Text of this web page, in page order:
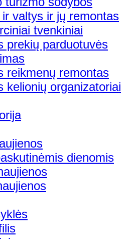
ir valtys ir jų remontas
tvenkiniai
prekių parduotuvės
reikmenų remontas
kelionių organizatoriai
dienomis